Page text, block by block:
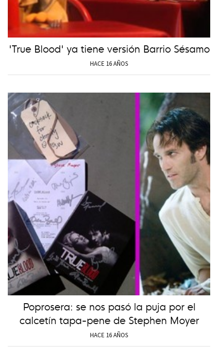
'True Blood' ya tiene versión Barrio Sésamo
HACE 16 AÑOS
Poprosera: se nos pasó la puja por el
calcetín tapa-pene de Stephen Moyer
HACE 16 AÑOS